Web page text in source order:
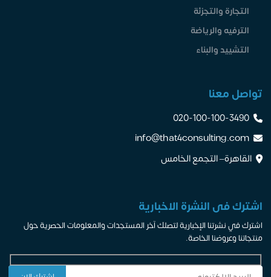
التجارة والتجزئة
الترفيه والرياضة
التشييد والبناء
تواصل معنا
020-100-100-3490
info@that4consulting.com
القاهرة– التجمع الخامس
اشترك فى النشرة الاخبارية
اشترك في نشرتنا الإخبارية لتصلك آخر المستجدات والمعلومات الحصرية حول
منتجاتنا وعروضنا الخاصة.